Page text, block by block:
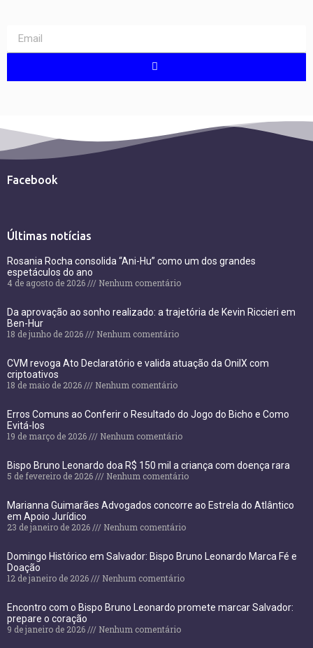
Facebook
Últimas notícias
Rosania Rocha consolida “Ani-Hu” como um dos grandes
espetáculos do ano
4 de agosto de 2026
Nenhum comentário
Da aprovação ao sonho realizado: a trajetória de Kevin Riccieri em
Ben-Hur
18 de junho de 2026
Nenhum comentário
CVM revoga Ato Declaratório e valida atuação da OnilX com
criptoativos
18 de maio de 2026
Nenhum comentário
Erros Comuns ao Conferir o Resultado do Jogo do Bicho e Como
Evitá-los
19 de março de 2026
Nenhum comentário
Bispo Bruno Leonardo doa R$ 150 mil a criança com doença rara
5 de fevereiro de 2026
Nenhum comentário
Marianna Guimarães Advogados concorre ao Estrela do Atlântico
em Apoio Jurídico
23 de janeiro de 2026
Nenhum comentário
Domingo Histórico em Salvador: Bispo Bruno Leonardo Marca Fé e
Doação
12 de janeiro de 2026
Nenhum comentário
Encontro com o Bispo Bruno Leonardo promete marcar Salvador:
prepare o coração
9 de janeiro de 2026
Nenhum comentário